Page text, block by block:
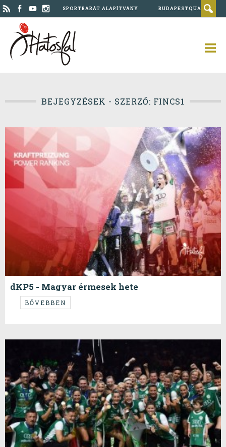
SPORTBARÁT ALAPÍTVÁNY BUDAPESTQUAD
BEJEGYZÉSEK - SZERZŐ: FINCS1
dKP5 - Magyar érmesek hete
Tovább tart a helyezkedés listánkon, végre két magyar az első
háromban. Lássuk az újabb heti sorrendünket.
BŐVEBBEN